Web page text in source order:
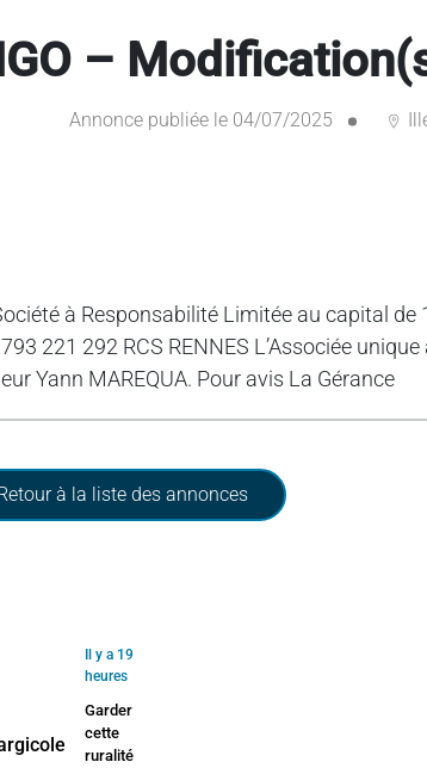
–
Annonce publiée le 04/07/2025
à Responsabilité Limitée au capital
793 221 292 RCS RENNES L’Associée
Yann MAREQUA. Pour avis La Gérance
Retour à la liste des annonces
Il y a 19
heures
Garder
cette
ruralité